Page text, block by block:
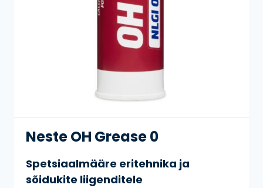
Neste OH Grease 0
Spetsiaalmääre eritehnika ja
sõidukite liigenditele